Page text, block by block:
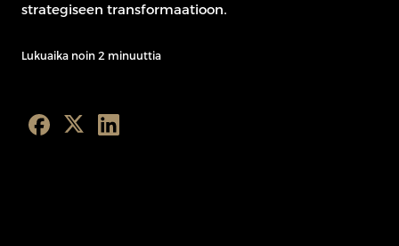
strategiseen transformaatioon.
Lukuaika noin 2 minuuttia